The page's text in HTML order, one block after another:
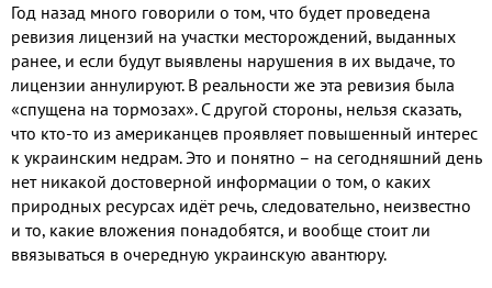
Год назад много говорили о том, что будет проведена
ревизия лицензий на участки месторождений, выданных
ранее, и если будут выявлены нарушения в их выдаче, то
лицензии аннулируют. В реальности же эта ревизия была
«спущена на тормозах». С другой стороны, нельзя сказать,
что кто-то из американцев проявляет повышенный интерес
к украинским недрам.Это и понятно – на сегодняшний день
нет никакой достоверной информации о том, о каких
природных ресурсах идёт речь, следовательно, неизвестно
и то, какие вложения понадобятся, и вообще стоит ли
ввязываться в очередную украинскую авантюру.